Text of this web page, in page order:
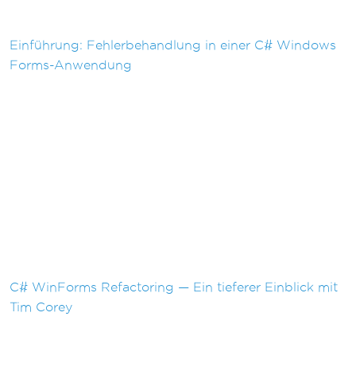
Einführung: Fehlerbehandlung in einer C# Windows
Forms-Anwendung
C# WinForms Refactoring — Ein tieferer Einblick mit
Tim Corey